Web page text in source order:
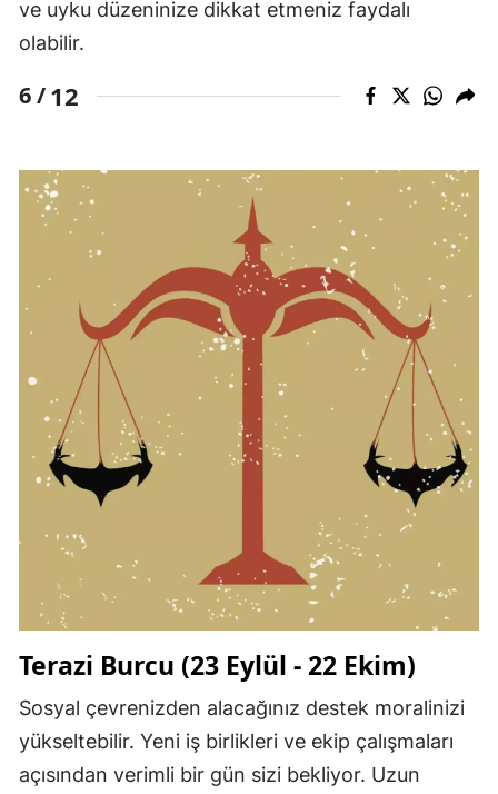
ve uyku düzeninize dikkat etmeniz faydalı
olabilir.
6 /12
Terazi Burcu (23 Eylül - 22 Ekim)
Sosyal çevrenizden alacağınız destek moralinizi
yükseltebilir. Yeni iş birlikleri ve ekip çalışmaları
açısından verimli bir gün sizi bekliyor. Uzun